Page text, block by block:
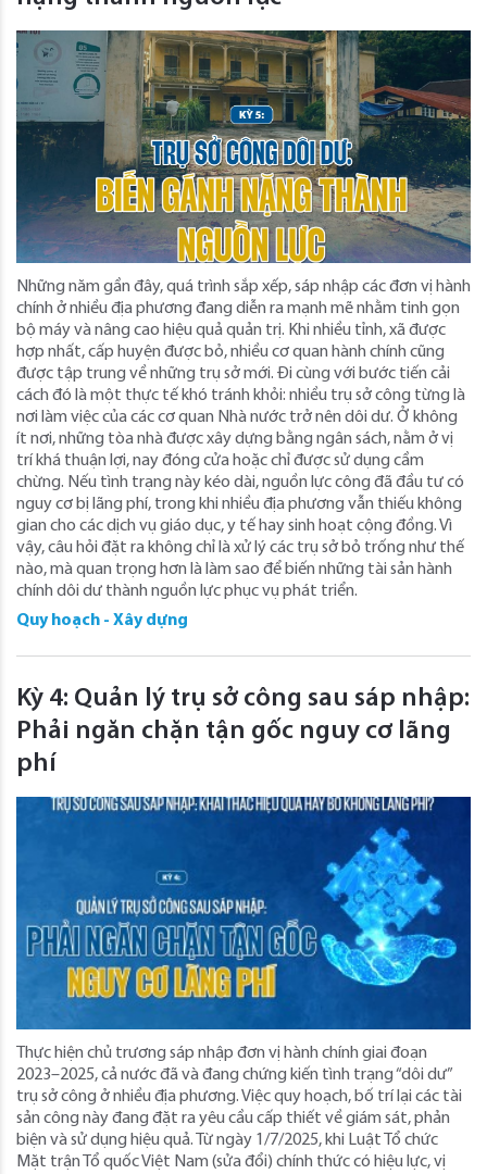
Những năm gần đây, quá trình sắp xếp, sáp nhập các đơn vị hành
chính ở nhiều địa phương đang diễn ra mạnh mẽ nhằm tinh gọn
bộ máy và nâng cao hiệu quả quản trị. Khi nhiều tỉnh, xã được
hợp nhất, cấp huyện được bỏ, nhiều cơ quan hành chính cũng
được tập trung về những trụ sở mới. Đi cùng với bước tiến cải
cách đó là một thực tế khó tránh khỏi: nhiều trụ sở công từng là
nơi làm việc của các cơ quan Nhà nước trở nên dôi dư. Ở không
ít nơi, những tòa nhà được xây dựng bằng ngân sách, nằm ở vị
trí khá thuận lợi, nay đóng cửa hoặc chỉ được sử dụng cầm
chừng. Nếu tình trạng này kéo dài, nguồn lực công đã đầu tư có
nguy cơ bị lãng phí, trong khi nhiều địa phương vẫn thiếu không
gian cho các dịch vụ giáo dục, y tế hay sinh hoạt cộng đồng. Vì
vậy, câu hỏi đặt ra không chỉ là xử lý các trụ sở bỏ trống như thế
nào, mà quan trọng hơn là làm sao để biến những tài sản hành
chính dôi dư thành nguồn lực phục vụ phát triển.
Quy hoạch - Xây dựng
Kỳ 4: Quản lý trụ sở công sau sáp nhập:
Phải ngăn chặn tận gốc nguy cơ lãng
phí
Thực hiện chủ trương sáp nhập đơn vị hành chính giai đoạn
2023–2025, cả nước đã và đang chứng kiến tình trạng “dôi dư”
trụ sở công ở nhiều địa phương. Việc quy hoạch, bố trí lại các tài
sản công này đang đặt ra yêu cầu cấp thiết về giám sát, phản
biện và sử dụng hiệu quả. Từ ngày 1/7/2025, khi Luật Tổ chức
Mặt trận Tổ quốc Việt Nam (sửa đổi) chính thức có hiệu lực, vị